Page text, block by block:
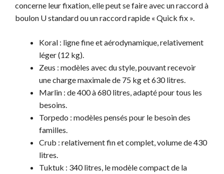
concerne leur fixation, elle peut se faire avec un raccord à
boulon U standard ou un raccord rapide « Quick fix ».
Koral : ligne fine et aérodynamique, relativement
léger (12 kg).
Zeus : modèles avec du style, pouvant recevoir
une charge maximale de 75 kg et 630 litres.
Marlin : de 400 à 680 litres, adapté pour tous les
besoins.
Torpedo : modèles pensés pour le besoin des
familles.
Crub : relativement fin et complet, volume de 430
litres.
Tuktuk : 340 litres, le modèle compact de la